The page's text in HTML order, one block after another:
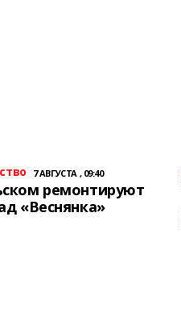
7 АВГУСТА , 09:40
ремонтируют
«Веснянка»